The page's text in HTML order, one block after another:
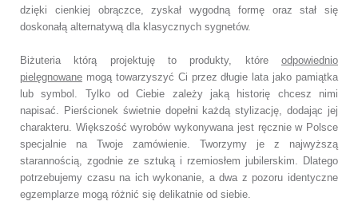
dzięki cienkiej obrączce, zyskał wygodną formę oraz stał się
doskonałą alternatywą dla klasycznych sygnetów.
Biżuteria którą projektuję to produkty, które odpowiednio
pielęgnowane mogą towarzyszyć Ci przez długie lata jako pamiątka
lub symbol. Tylko od Ciebie zależy jaką historię chcesz nimi
napisać. Pierścionek świetnie dopełni każdą stylizację, dodając jej
charakteru. Większość wyrobów wykonywana jest ręcznie w Polsce
specjalnie na Twoje zamówienie. Tworzymy je z najwyższą
starannością, zgodnie ze sztuką i rzemiosłem jubilerskim. Dlatego
potrzebujemy czasu na ich wykonanie, a dwa z pozoru identyczne
egzemplarze mogą różnić się delikatnie od siebie.